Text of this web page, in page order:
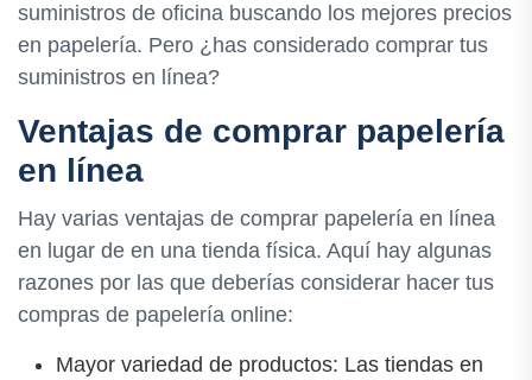
suministros de oficina buscando los mejores precios
en papelería. Pero ¿has considerado comprar tus
suministros en línea?
Ventajas de comprar papelería
en línea
Hay varias ventajas de comprar papelería en línea
en lugar de en una tienda física. Aquí hay algunas
razones por las que deberías considerar hacer tus
compras de papelería online:
Mayor variedad de productos: Las tiendas en